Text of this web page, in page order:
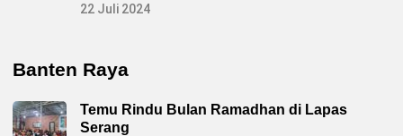
22 Juli 2024
Banten Raya
Temu Rindu Bulan Ramadhan di Lapas
Serang